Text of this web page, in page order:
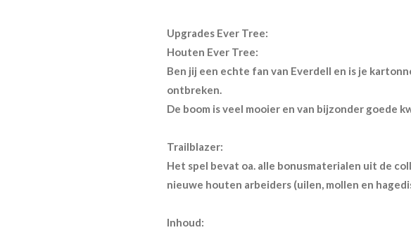
Upgrades Ever Tree:
Houten Ever Tree:
Ben jij een echte fan van Everdell en is je
ontbreken.
De boom is veel mooier en van bijzonder goede
Trailblazer:
Het spel bevat oa. alle bonusmaterialen uit de
nieuwe houten arbeiders (uilen, mollen en
Inhoud: